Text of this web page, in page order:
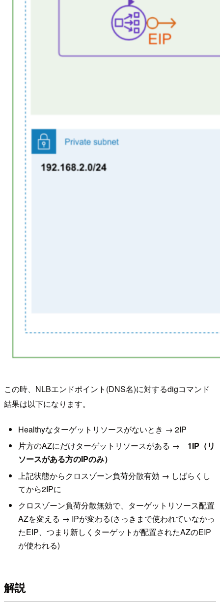
この時、NLBエンドポイント(DNS名)に対するdigコマンド
結果は以下になります。
Healthyなターゲットリソースがないとき → 2IP
片方のAZにだけターゲットリソースがある → 1IP（リ
ソースがある方のIPのみ）
上記状態からクロスゾーン負荷分散有効 → しばらくし
てから2IPに
クロスゾーン負荷分散無効で、ターゲットリソース配置
AZを変える → IPが変わる(さっきまで使われていなかっ
たEIP、つまり新しくターゲットが配置されたAZのEIP
が使われる)
解説